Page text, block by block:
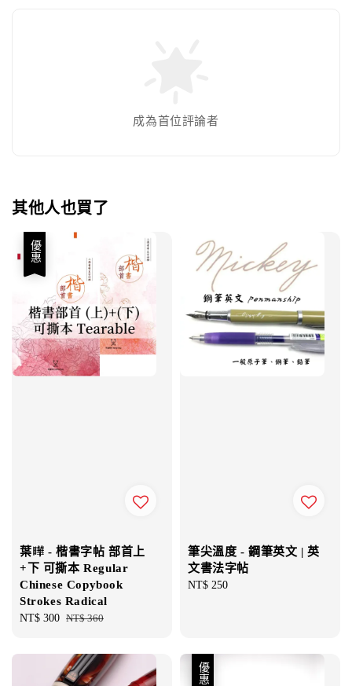
成為首位評論者
其他人也買了
優惠
葉曄 - 楷書字帖 部首上
+下 可撕本 Regular
Chinese Copybook
Strokes Radical
Sale
NT$ 300 Regular
NT$ 360
筆尖溫度 - 鋼筆英文 | 英
文書法字帖
Regular
NT$ 250
優惠